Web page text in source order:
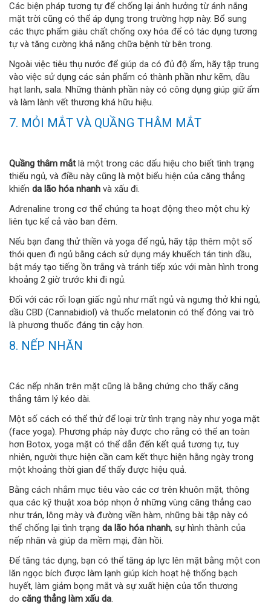
Các biện pháp tương tự để chống lại ảnh hưởng từ ánh nắng
mặt trời cũng có thể áp dụng trong trường hợp này. Bổ sung
các thực phẩm giàu chất chống oxy hóa để có tác dụng tương
tự và tăng cường khả năng chữa bệnh từ bên trong.
Ngoài việc tiêu thụ nước để giúp da có đủ độ ẩm, hãy tập trung
vào việc sử dụng các sản phẩm có thành phần như kẽm, dầu
hạt lanh, sala. Những thành phần này có công dụng giúp giữ ẩm
và làm lành vết thương khá hữu hiệu.
7. MỎI MẮT VÀ QUẦNG THÂM MẮT
Quầng thâm mắtlà một trong các dấu hiệu cho biết tình trạng
thiếu ngủ, và điều này cũng là một biểu hiện của căng thẳng
khiến da lão hóa nhanh và xấu đi.
Adrenaline trong cơ thể chúng ta hoạt động theo một chu kỳ
liên tục kể cả vào ban đêm.
Nếu bạn đang thử thiền và yoga để ngủ, hãy tập thêm một số
thói quen đi ngủ bằng cách sử dụng máy khuếch tán tinh dầu,
bật máy tạo tiếng ồn trắng và tránh tiếp xúc với màn hình trong
khoảng 2 giờ trước khi đi ngủ.
Đối với các rối loạn giấc ngủ như mất ngủ và ngưng thở khi ngủ,
dầu CBD (Cannabidiol) và thuốc melatonin có thể đóng vai trò
là phương thuốc đáng tin cậy hơn.
8. NẾP NHĂN
Các nếp nhăn trên mặt cũng là bằng chứng cho thấy căng
thẳng tâm lý kéo dài.
Một số cách có thể thử để loại trừ tình trạng này như yoga mặt
(face yoga). Phương pháp này được cho rằng có thể an toàn
hơn Botox, yoga mặt có thể dẫn đến kết quả tương tự, tuy
nhiên, người thực hiện cần cam kết thực hiện hằng ngày trong
một khoảng thời gian để thấy được hiệu quả.
Bằng cách nhắm mục tiêu vào các cơ trên khuôn mặt, thông
qua các kỹ thuật xoa bóp nhọn ở những vùng căng thẳng cao
như trán, lông mày và đường viền hàm, những bài tập này có
thể chống lại tình trạng da lão hóa nhanh, sự hình thành của
nếp nhăn và giúp da mềm mại, đàn hồi.
Để tăng tác dụng, bạn có thể tăng áp lực lên mặt bằng một con
lăn ngọc bích được làm lạnh giúp kích hoạt hệ thống bạch
huyết, làm giảm bọng mắt và sự xuất hiện của tổn thương
do căng thẳng làm xấu da.